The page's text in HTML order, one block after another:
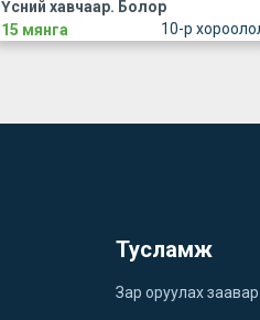
10-р
Үсний хавчаар. Болор
15 мянга
Тусламж
Зар оруулах заавар